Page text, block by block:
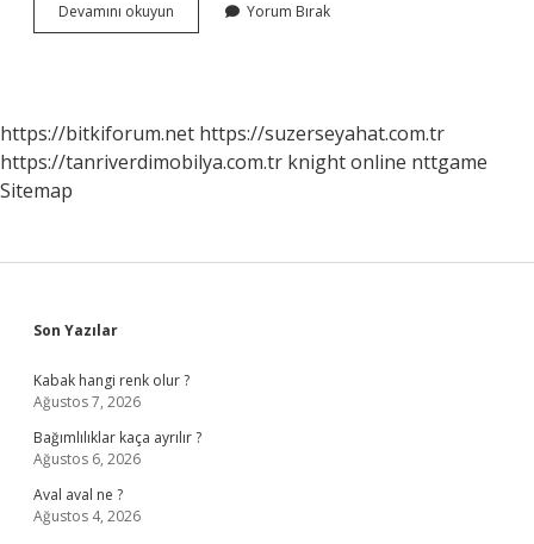
Devamını okuyun
Reddi
Yorum Bırak
https://bitkiforum.net https://suzerseyahat.com.tr
https://tanriverdimobilya.com.tr knight online nttgame
Sitemap
Sidebar
Son Yazılar
Kabak hangi renk olur ?
Ağustos 7, 2026
Bağımlılıklar kaça ayrılır ?
Ağustos 6, 2026
Aval aval ne ?
Ağustos 4, 2026